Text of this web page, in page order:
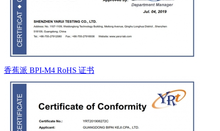
香蕉派 BPI-M4 RoHS 证书